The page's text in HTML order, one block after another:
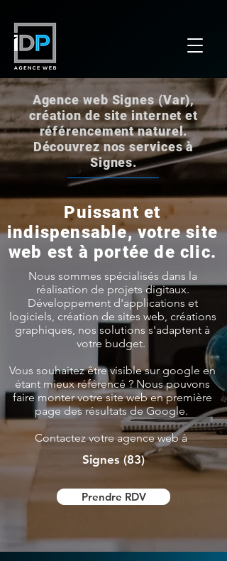
Agence web Signes (Var),
création de site internet et
référencement naturel.
Découvrez nos services à
Signes.
Puissant et
indispensable, votre site
web est à portée de clic.
Nous sommes spécialisés dans la
réalisation de projets digitaux.
Développement d'applications et
logiciels, création de sites web, créations
graphiques, nos solutions s'adaptent à
votre budget.
Vous souhaitez être visible sur google en
étant mieux référencé ? Nous pouvons
faire monter votre site web en première
page des résultats de Google.
Contactez votre agence web à
Signes (83)
Prendre RDV